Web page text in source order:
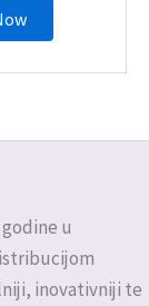
u
inovativniji te